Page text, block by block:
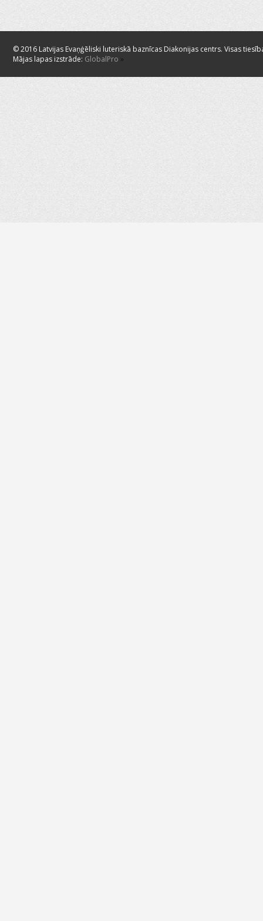
© 2016 Latvijas Evaņģēliski luteriskā baznīcas Diakonijas centrs. Visas
Mājas lapas izstrāde: GlobalPro »